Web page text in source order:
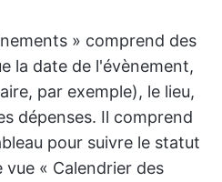
» comprend des
la date de l'évènement,
par exemple), le lieu,
dépenses. Il comprend
pour suivre le statut
« Calendrier des